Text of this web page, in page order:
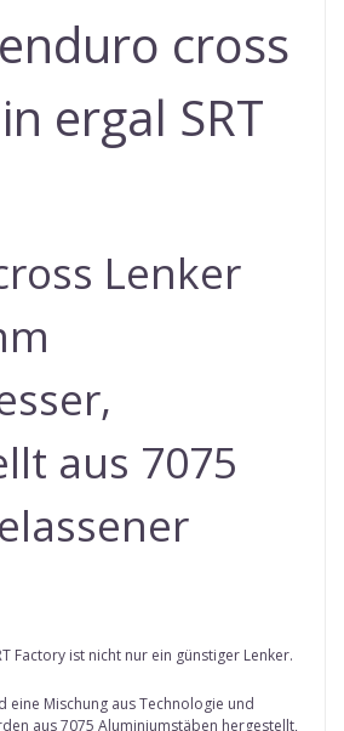
cross
ergal SRT
Lenker
aus 7075
Factory ist nicht nur ein günstiger Lenker.
eine Mischung aus Technologie und
aus 7075 Aluminiumstäben hergestellt,